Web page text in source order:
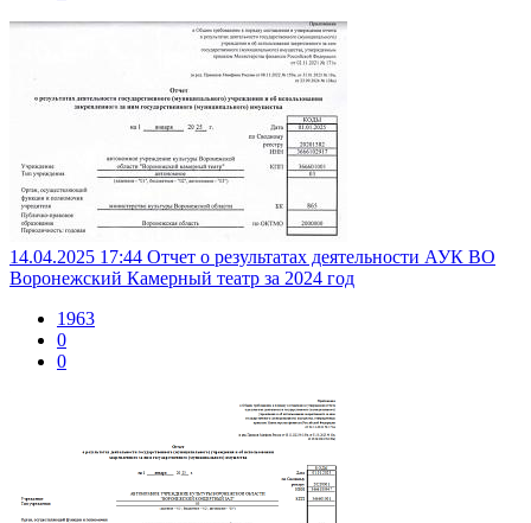
14.04.2025 17:44 Отчет о результатах деятельности АУК ВО
Воронежский Камерный театр за 2024 год
1963
0
0